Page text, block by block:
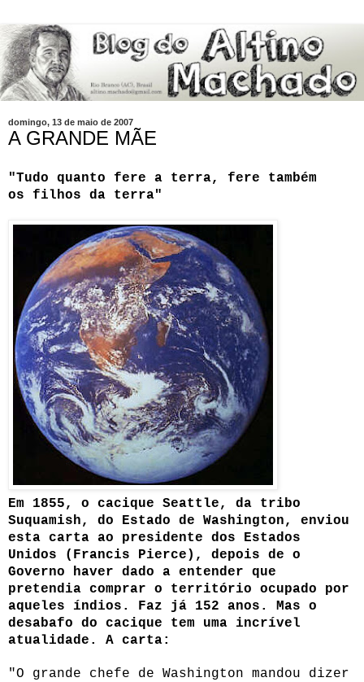
domingo, 13 de maio de 2007
A GRANDE MÃE
"Tudo quanto fere a terra, fere também
os filhos da terra"
Em 1855, o cacique Seattle, da tribo
Suquamish, do Estado de Washington, enviou
esta carta ao presidente dos Estados
Unidos (Francis Pierce), depois de o
Governo haver dado a entender que
pretendia comprar o território ocupado por
aqueles índios. Faz já 152 anos. Mas o
desabafo do cacique tem uma incrível
atualidade. A carta:
"O grande chefe de Washington mandou dizer